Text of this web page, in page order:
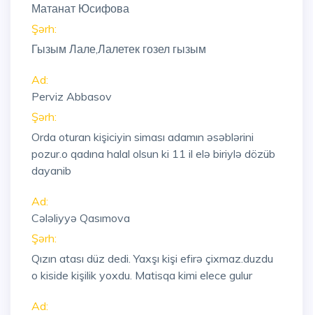
Матанат Юсифова
Şərh:
Гызым Лале,Лалетек гозел гызым
Ad:
Perviz Abbasov
Şərh:
Orda oturan kişiciyin siması adamın əsəblərini
pozur.o qadına halal olsun ki 11 il elə biriylə dözüb
dayanib
Ad:
Cələliyyə Qasımova
Şərh:
Qızın atası düz dedi. Yaxşı kişi efirə çixmaz.duzdu
o kiside kişilik yoxdu. Matisqa kimi elece gulur
Ad: